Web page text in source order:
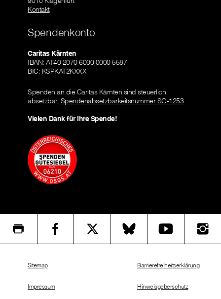
Kontakt
Spendenkonto
Caritas Kärnten
IBAN: AT40 2070 6000 0000 5587
BIC: KSPKAT2KXXX
Spenden an die Caritas Kärnten sind steuerlich
absetzbar. Spendenabsetzbarkeitsnummer SO-1253.
Vielen Dank für Ihre Spende!
Sitemap
Impressum
Barrierefreiheitserklärung
Hinweisgeberschutz